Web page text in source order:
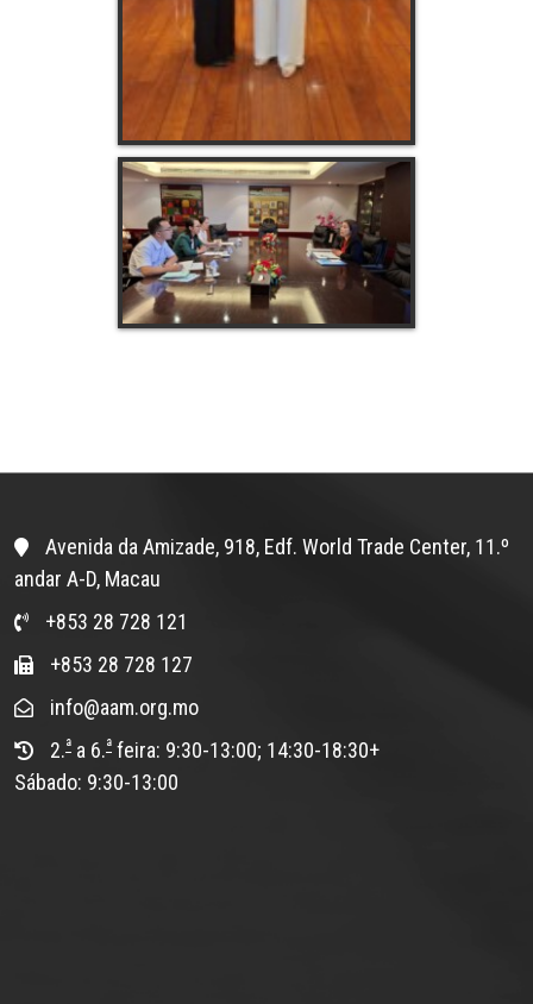
Avenida da Amizade, 918, Edf. World Trade Center, 11.º
andar A-D, Macau
+853 28 728 121
+853 28 728 127
info@aam.org.mo
2.ª a 6.ª feira: 9:30-13:00; 14:30-18:30+
Sábado: 9:30-13:00